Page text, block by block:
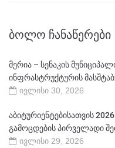
ᲑᲝᲚᲝ ᲩᲐᲜᲐᲬᲔᲠᲔᲑᲘ
მერია – სენაკის
ინფრასტრუქტურის
ივლისი 30, 2026
აბიტურიენტებისათვის
გამოცდების პირველადი
ივლისი 29, 2026